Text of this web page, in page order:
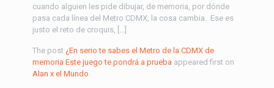
cuando alguien les pide dibujar, de memoria, por dónde
pasa cada línea del Metro CDMX, la cosa cambia. Ese es
justo el reto de croquis, […]
The post ¿En serio te sabes el Metro de la CDMX de
memoria Este juego te pondrá a prueba appeared first on
Alan x el Mundo